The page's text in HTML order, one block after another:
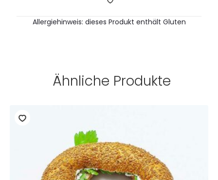
Allergiehinweis: dieses Produkt enthält Gluten
Ähnliche Produkte